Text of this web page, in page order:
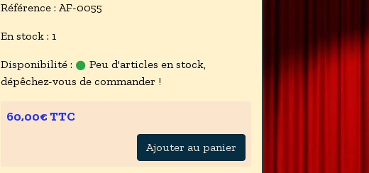
Référence : AF-0055
En stock : 1
Disponibilité :
Peu d'articles en stock,
dépêchez-vous de commander !
60,00€ TTC
Ajouter au panier